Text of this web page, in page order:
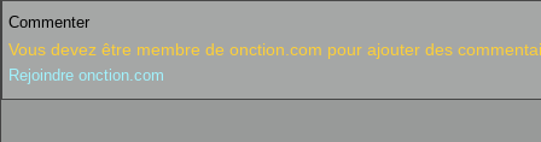
Commenter
Vous devez être membre de onction.com pour ajouter des
Rejoindre onction.com